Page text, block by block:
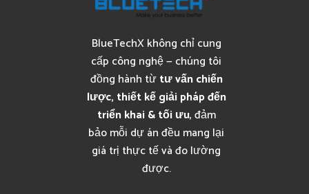
BlueTechX không chỉ cung
cấp công nghệ — chúng tôi
đồng hành từtư vấn chiến
lược, thiết kế giải pháp đến
triển khai & tối ưu, đảm
bảo mỗi dự án đều mang lại
giá trị thực tế và đo lường
được.